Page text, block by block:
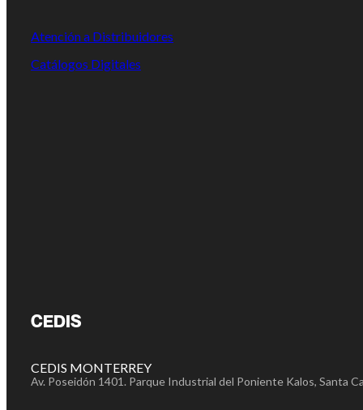
Atención a Distribuidores
Catálogos Digitales
CEDIS
CEDIS MONTERREY
Av. Poseidón 1401. Parque Industrial del Poniente Kalos, Santa